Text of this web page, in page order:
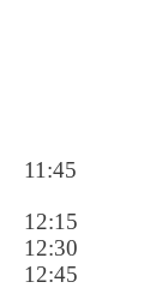
11:45
12:15
12:30
12:45